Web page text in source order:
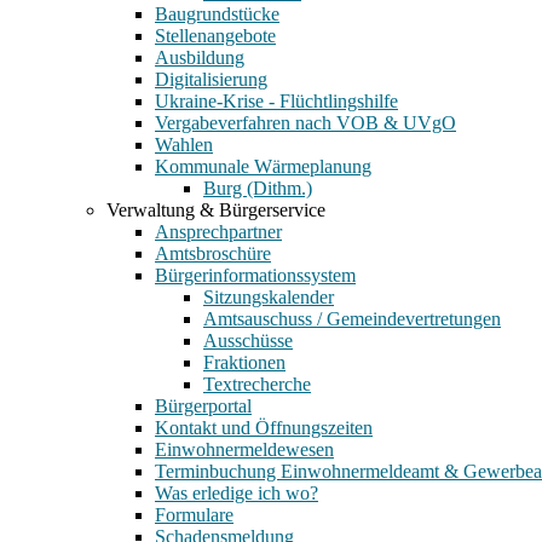
Baugrundstücke
Stellenangebote
Ausbildung
Digitalisierung
Ukraine-Krise - Flüchtlingshilfe
Vergabeverfahren nach VOB & UVgO
Wahlen
Kommunale Wärmeplanung
Burg (Dithm.)
Verwaltung & Bürgerservice
Ansprechpartner
Amtsbroschüre
Bürgerinformationssystem
Sitzungskalender
Amtsauschuss / Gemeindevertretungen
Ausschüsse
Fraktionen
Textrecherche
Bürgerportal
Kontakt und Öffnungszeiten
Einwohnermeldewesen
Terminbuchung Einwohnermeldeamt &
Was erledige ich wo?
Formulare
Schadensmeldung